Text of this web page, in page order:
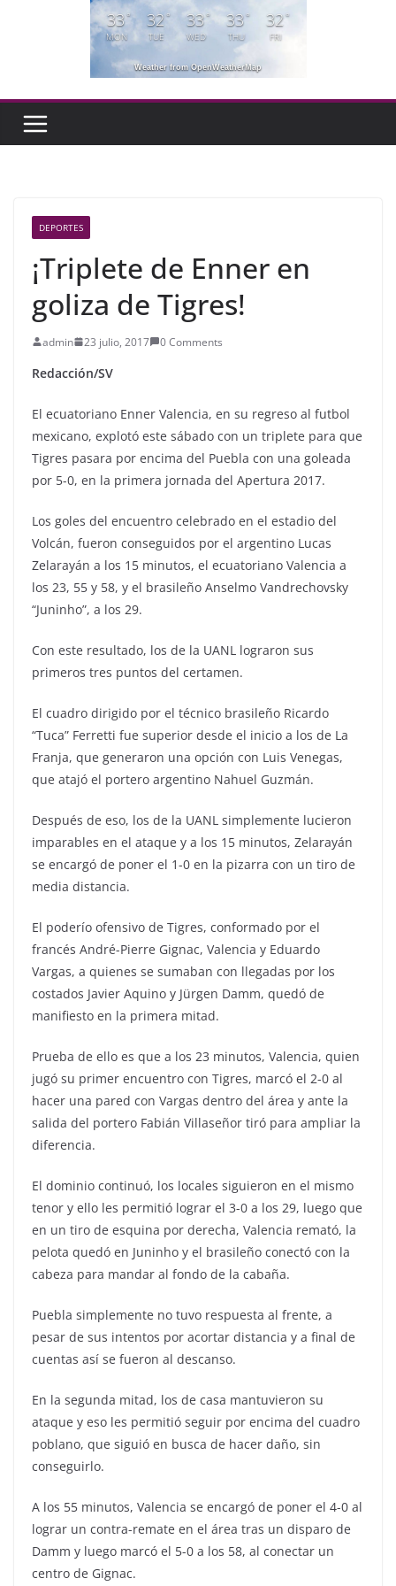
33°
MON
32 °
TUE
33°
WED
33°
THU
32°
FRI
Weather from OpenWeatherMap
DEPORTES
¡Triplete de Enner en
goliza de Tigres!
admin 23 julio, 2017 0 Comments
Redacción/SV
El ecuatoriano Enner Valencia, en su regreso al futbol
mexicano, explotó este sábado con un triplete para que
Tigres pasara por encima del Puebla con una goleada
por 5-0, en la primera jornada del Apertura 2017.
Los goles del encuentro celebrado en el estadio del
Volcán, fueron conseguidos por el argentino Lucas
Zelarayán a los 15 minutos, el ecuatoriano Valencia a
los 23, 55 y 58, y el brasileño Anselmo Vandrechovsky
“Juninho”, a los 29.
Con este resultado, los de la UANL lograron sus
primeros tres puntos del certamen.
El cuadro dirigido por el técnico brasileño Ricardo
“Tuca” Ferretti fue superior desde el inicio a los de La
Franja, que generaron una opción con Luis Venegas,
que atajó el portero argentino Nahuel Guzmán.
Después de eso, los de la UANL simplemente lucieron
imparables en el ataque y a los 15 minutos, Zelarayán
se encargó de poner el 1-0 en la pizarra con un tiro de
media distancia.
El poderío ofensivo de Tigres, conformado por el
francés André-Pierre Gignac, Valencia y Eduardo
Vargas, a quienes se sumaban con llegadas por los
costados Javier Aquino y Jürgen Damm, quedó de
manifiesto en la primera mitad.
Prueba de ello es que a los 23 minutos, Valencia, quien
jugó su primer encuentro con Tigres, marcó el 2-0 al
hacer una pared con Vargas dentro del área y ante la
salida del portero Fabián Villaseñor tiró para ampliar la
diferencia.
El dominio continuó, los locales siguieron en el mismo
tenor y ello les permitió lograr el 3-0 a los 29, luego que
en un tiro de esquina por derecha, Valencia remató, la
pelota quedó en Juninho y el brasileño conectó con la
cabeza para mandar al fondo de la cabaña.
Puebla simplemente no tuvo respuesta al frente, a
pesar de sus intentos por acortar distancia y a final de
cuentas así se fueron al descanso.
En la segunda mitad, los de casa mantuvieron su
ataque y eso les permitió seguir por encima del cuadro
poblano, que siguió en busca de hacer daño, sin
conseguirlo.
A los 55 minutos, Valencia se encargó de poner el 4-0 al
lograr un contra-remate en el área tras un disparo de
Damm y luego marcó el 5-0 a los 58, al conectar un
centro de Gignac.